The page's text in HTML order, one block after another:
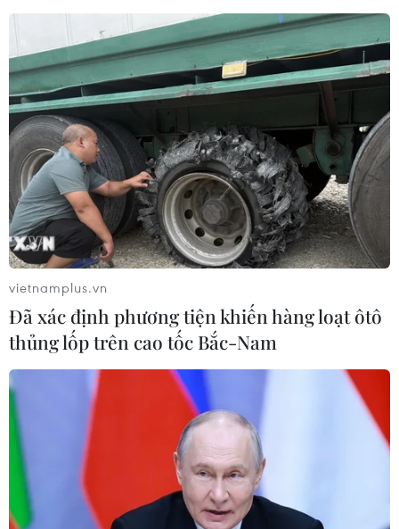
Huế: Làng hương Thủy Xuân rộn
ràng mùa Tết
09/01/2020 04:00
Ngoài việc phục vụ tín ngưỡng, những năm trở lại đây,
người dân làng hương Thủy Xuân còn phát triển loại
hình du lịch truyền thống kết hợp trải nghiệm nhằm
quảng bá làng nghề và cách làm hương.
vietnamplus.vn
Đã xác định phương tiện khiến hàng loạt ôtô
thủng lốp trên cao tốc Bắc-Nam